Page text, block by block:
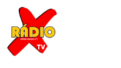
content